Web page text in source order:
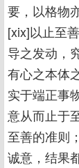
要，以格物
[xix]以止至
导之发动，
有心之本体
实于端正事
意从而止于
至善的准则
诚意，结果